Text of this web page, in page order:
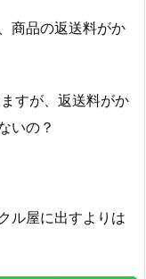
商品の返送料がか
すが、返送料がか
いの？
ル屋に出すよりは